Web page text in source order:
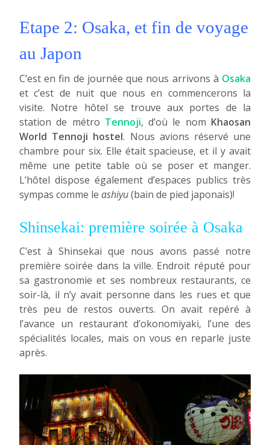
Etape 2: Osaka, et fin de voyage
au Japon
C’est en fin de journée que nous arrivons à Osaka
et c’est de nuit que nous en commencerons la
visite. Notre hôtel se trouve aux portes de la
station de métro Tennoji, d’où le nom Khaosan
World Tennoji hostel. Nous avions réservé une
chambre pour six. Elle était spacieuse, et il y avait
même une petite table où se poser et manger.
L’hôtel dispose également d’espaces publics très
sympas comme le ashiyu(bain de pied japonais)!
Shinsekai: première soirée à Osaka
C’est à Shinsekai que nous avons passé notre
première soirée dans la ville. Endroit réputé pour
sa gastronomie et ses nombreux restaurants, ce
soir-là, il n’y avait personne dans les rues et que
très peu de restos ouverts. On avait repéré à
l’avance un restaurant d’okonomiyaki, l’une des
spécialités locales, mais on vous en reparle juste
après.